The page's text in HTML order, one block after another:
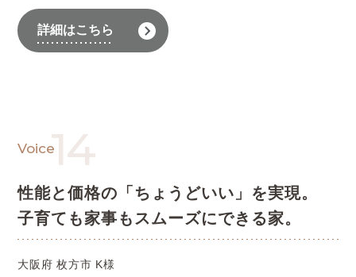
詳細はこちら
Voice14
性能と価格の「ちょうどいい」を実現。
子育ても家事もスムーズにできる家。
大阪府 枚方市 K様